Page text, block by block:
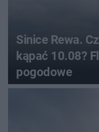
Sinice Rewa.
kąpać 10.08?
pogodowe